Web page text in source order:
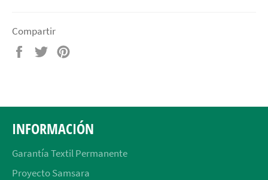
Compartir
Compartir
Tuitear
INFORMACIÓN
Garantía Textil Permanente
Proyecto Samsara